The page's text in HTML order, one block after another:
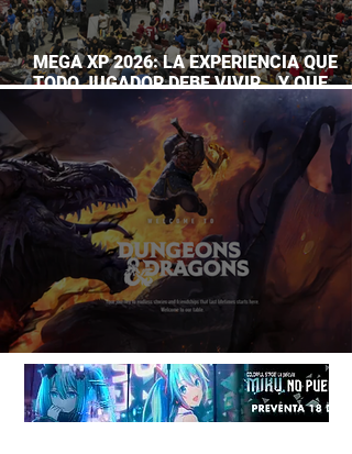
MEGA XP 2026: LA EXPERIENCIA QUE
TODO JUGADOR DEBE VIVIR… Y QUE
AHORA PUEDES DISFRUTAR A TU RITMO
DUNGEONS & DRAGONS ¿TE ATREVES?